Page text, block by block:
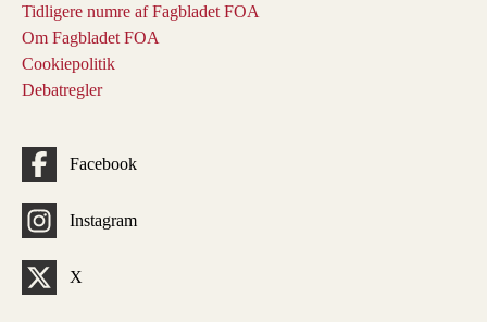
Tidligere numre af Fagbladet FOA
Om Fagbladet FOA
Cookiepolitik
Debatregler
Facebook
Instagram
X